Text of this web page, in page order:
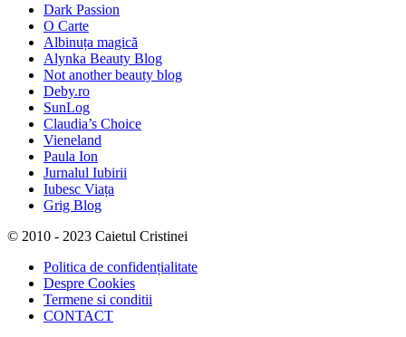
Dark Passion
O Carte
Albinuța magică
Alynka Beauty Blog
Not another beauty blog
Deby.ro
SunLog
Claudia’s Choice
Vieneland
Paula Ion
Jurnalul Iubirii
Iubesc Viața
Grig Blog
© 2010 - 2023 Caietul Cristinei
Politica de confidențialitate
Despre Cookies
Termene si conditii
CONTACT